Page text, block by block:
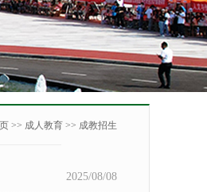
>> 成人教育 >> 成教招生
2025/08/08